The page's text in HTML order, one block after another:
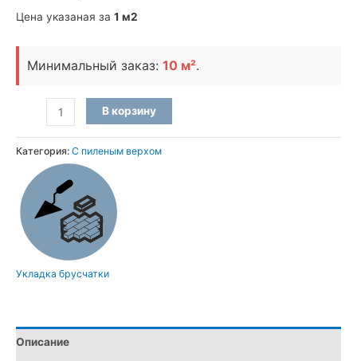
Цена указаная за 1 м2
Минимальный заказ: 10 м².
Количество
товара
Брусчатка
пилено-
колотая
из
камня
Базальт
В корзину
Категория: С пиленым верхом
Укладка брусчатки
Описание